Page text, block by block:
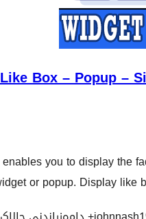
Box – Popup –
you to display the
or popup. Display like